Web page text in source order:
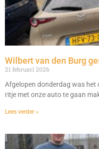
Wilbert van den Burg
21 februari 2026
Afgelopen donderdag was het
ritje met onze auto te gaan
Lees verder »